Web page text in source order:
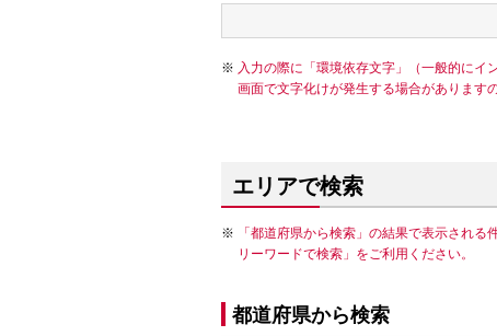
入力の際に「環境依存文字」（一般的にイ
画面で文字化けが発生する場合があります
エリアで検索
「都道府県から検索」の結果で表示され
リーワードで検索」をご利用ください。
都道府県から検索